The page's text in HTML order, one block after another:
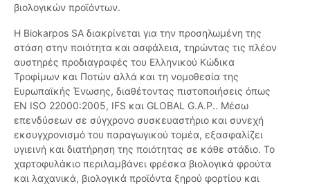
βιολογικών προϊόντων.
Η Biokarpos SA διακρίνεται για την προσηλωμένη της
στάση στην ποιότητα και ασφάλεια, τηρώντας τις πλέον
αυστηρές προδιαγραφές του Ελληνικού Κώδικα
Τροφίμων και Ποτών αλλά και τη νομοθεσία της
Ευρωπαϊκής Ένωσης, διαθέτοντας πιστοποιήσεις όπως
EN ISO 22000:2005, IFS και GLOBAL G.A.P.. Μέσω
επενδύσεων σε σύγχρονο συσκευαστήριο και συνεχή
εκσυγχρονισμό του παραγωγικού τομέα, εξασφαλίζει
υγιεινή και διατήρηση της ποιότητας σε κάθε στάδιο. Το
χαρτοφυλάκιο περιλαμβάνει φρέσκα βιολογικά φρούτα
και λαχανικά, βιολογικά προϊόντα ξηρού φορτίου και